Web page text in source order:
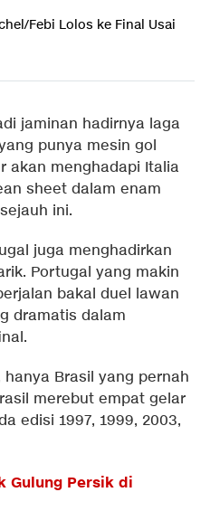
Febi Lolos ke Final Usai
jaminan hadirnya laga
punya mesin gol
akan menghadapi Italia
sheet dalam enam
ini.
juga menghadirkan
Portugal yang makin
bakal duel lawan
dramatis dalam
Brasil yang pernah
merebut empat gelar
edisi 1997, 1999, 2003,
Gulung Persik di